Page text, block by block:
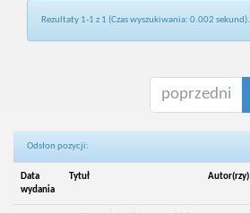
Rezultaty 1-1 z 1 (Czas wyszukiwania: 0.002 sekund).
poprzedni
Odsłon pozycji:
Data
wydania
Tytuł Autor(rzy)